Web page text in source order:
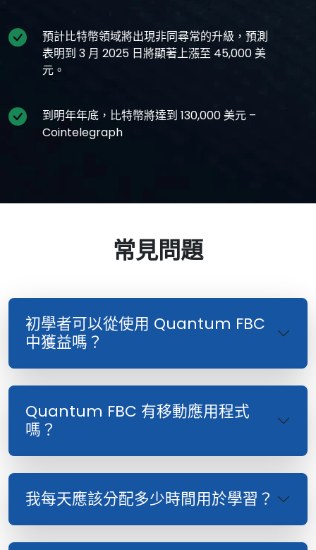
預計比特幣領域將出現非同尋常的升級，預測
表明到 3 月 2025 日將顯著上漲至 45,000 美
元。
到明年年底，比特幣將達到 130,000 美元 –
Cointelegraph
常見問題
初學者可以從使用 Quantum FBC
中獲益嗎？
Quantum FBC 有移動應用程式
嗎？
我每天應該分配多少時間用於學習？